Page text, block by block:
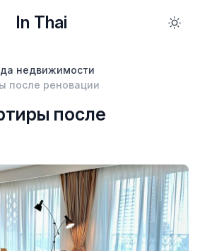
In Thai
недвижимости
после реновации
после